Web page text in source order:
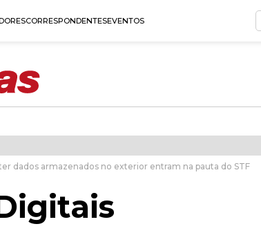
CORRESPONDENTESEVENTOS
dados armazenados no exterior entram na pauta do STF